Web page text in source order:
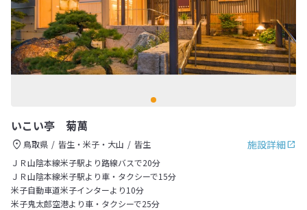
いこい亭 菊萬
施設詳細
鳥取県 皆生・米子・大山
皆生
ＪＲ山陰本線米子駅より路線バスで20分
ＪＲ山陰本線米子駅より車・タクシーで15分
米子自動車道米子インターより10分
米子鬼太郎空港より車・タクシーで25分